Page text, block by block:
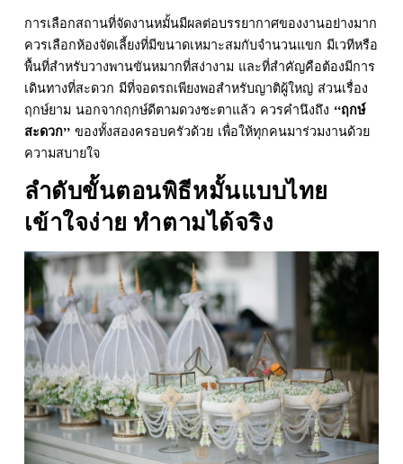
การเลือกสถานที่จัดงานหมั้นมีผลต่อบรรยากาศของงานอย่างมาก
ควรเลือกห้องจัดเลี้ยงที่มีขนาดเหมาะสมกับจำนวนแขก มีเวทีหรือ
พื้นที่สำหรับวางพานขันหมากที่สง่างาม และที่สำคัญคือต้องมีการ
เดินทางที่สะดวก มีที่จอดรถเพียงพอสำหรับญาติผู้ใหญ่ ส่วนเรื่อง
ฤกษ์ยาม นอกจากฤกษ์ดีตามดวงชะตาแล้ว ควรคำนึงถึง “ฤกษ์
สะดวก”ของทั้งสองครอบครัวด้วย เพื่อให้ทุกคนมาร่วมงานด้วย
ความสบายใจ
ลำดับขั้นตอนพิธีหมั้นแบบไทย
เข้าใจง่าย ทำตามได้จริง